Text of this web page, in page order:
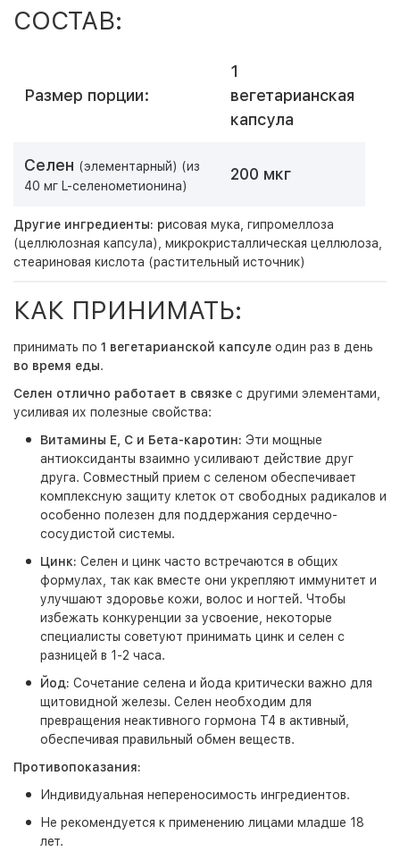
СОСТАВ:
Размер порции:
1
вегетарианская
капсула
Селен (элементарный) (из
40 мг L-селенометионина)
200 мкг
Другие ингредиенты: рисовая мука, гипромеллоза
(целлюлозная капсула), микрокристаллическая целлюлоза,
стеариновая кислота (растительный источник)
КАК ПРИНИМАТЬ:
принимать по 1 вегетарианской капсуле один раз в день
во время еды.
Селен отлично работает в связке с другими элементами,
усиливая их полезные свойства:
Витамины E, C и Бета-каротин: Эти мощные
антиоксиданты взаимно усиливают действие друг
друга. Совместный прием с селеном обеспечивает
комплексную защиту клеток от свободных радикалов и
особенно полезен для поддержания сердечно-
сосудистой системы.
Цинк: Селен и цинк часто встречаются в общих
формулах, так как вместе они укрепляют иммунитет и
улучшают здоровье кожи, волос и ногтей. Чтобы
избежать конкуренции за усвоение, некоторые
специалисты советуют принимать цинк и селен с
разницей в 1-2 часа.
Йод: Сочетание селена и йода критически важно для
щитовидной железы. Селен необходим для
превращения неактивного гормона Т4 в активный,
обеспечивая правильный обмен веществ.
Противопоказания:
Индивидуальная непереносимость ингредиентов.
Не рекомендуется к применению лицами младше 18
лет.